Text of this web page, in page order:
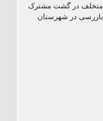
متخلف در گشت مشترک
بازرسی در شهرستان